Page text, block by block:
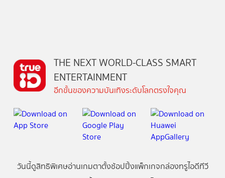
THE NEXT WORLD-CLASS SMART
ENTERTAINMENT
อีกขั้นของความบันเทิงระดับโลกตรงใจคุณ
วันนี้ดูสิทธิพิเศษอ่านเกมตาตั้งช้อปปิ้งแพ็กเกจกล่องทรูไอดีทีวี